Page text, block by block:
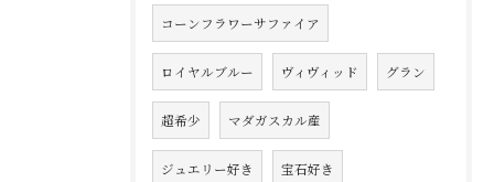
コーンフラワーサファイア
ロイヤルブルー ヴィヴィッド グラン
超希少 マダガスカル産
ジュエリー好き 宝石好き